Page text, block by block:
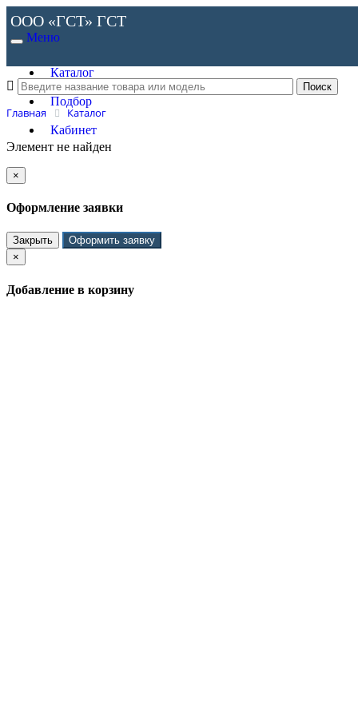
ООО «ГСТ» ГСТ
Меню
Каталог
Подбор
Кабинет
Главная Каталог
Элемент не найден
×
Оформление заявки
Закрыть
Оформить заявку
×
Добавление в корзину